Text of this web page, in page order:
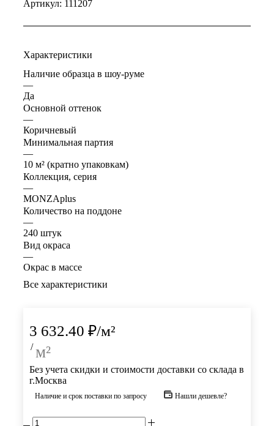
Артикул: 111207
Характеристики
Наличие образца в шоу-руме
—
Да
Основной оттенок
—
Коричневый
Минимальная партия
—
10 м² (кратно упаковкам)
Коллекция, серия
—
MONZAplus
Количество на поддоне
—
240 штук
Вид окраса
—
Окрас в массе
Все характеристики
3 632.40 ₽/м²
/ м²
Без учета скидки и стоимости доставки со склада в
г.Москва
Наличие и срок поставки по запросу Нашли дешевле?